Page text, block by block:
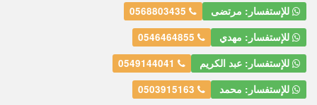
للإستفسار: مرتضى
للإستفسار: مهدي
للإستفسار: عبد الكريم
للإستفسار: محمد